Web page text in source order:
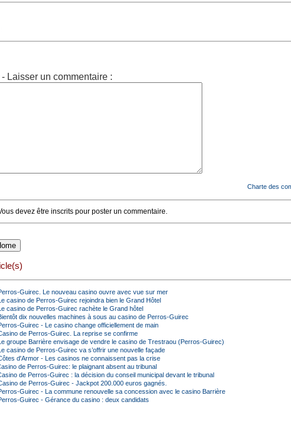
Laisser un commentaire :
Charte des
devez être inscrits pour poster un commentaire.
Guirec. Le nouveau casino ouvre avec vue sur mer
casino de Perros-Guirec rejoindra bien le Grand Hôtel
casino de Perros-Guirec rachète le Grand hôtel
dix nouvelles machines à sous au casino de Perros-Guirec
Guirec - Le casino change officiellement de main
de Perros-Guirec. La reprise se confirme
groupe Barrière envisage de vendre le casino de Trestraou (Perros-Guirec)
casino de Perros-Guirec va s’offrir une nouvelle façade
d'Armor - Les casinos ne connaissent pas la crise
de Perros-Guirec: le plaignant absent au tribunal
de Perros-Guirec : la décision du conseil municipal devant le tribunal
de Perros-Guirec - Jackpot 200.000 euros gagnés.
Guirec - La commune renouvelle sa concession avec le casino Barrière
Guirec - Gérance du casino : deux candidats